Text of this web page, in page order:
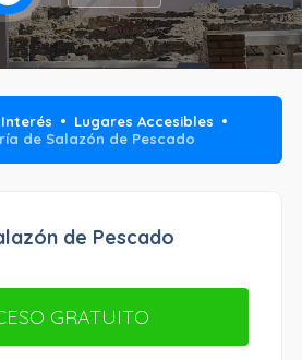
Lugares Accesibles
de Salazón de Pescado
de Pescado
GRATUITO